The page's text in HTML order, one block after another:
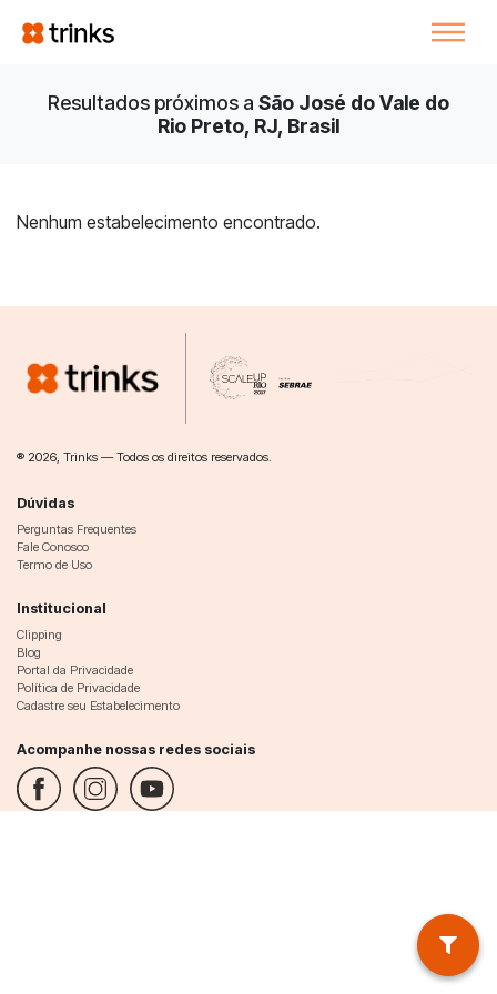
Resultados próximos a São José do Vale do
Rio Preto, RJ, Brasil
Nenhum estabelecimento encontrado.
® 2026, Trinks — Todos os direitos reservados.
Dúvidas
Perguntas Frequentes
Fale Conosco
Termo de Uso
Institucional
Clipping
Blog
Portal da Privacidade
Política de Privacidade
Cadastre seu Estabelecimento
Acompanhe nossas redes sociais